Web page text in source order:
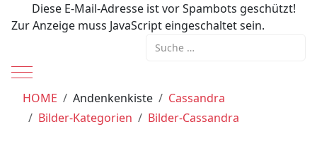
Diese E-Mail-Adresse ist vor Spambots geschützt!
Zur Anzeige muss JavaScript eingeschaltet sein.
Suchen
Mobile Menu Toggle
HOME
Andenkenkiste
Cassandra
Bilder-Kategorien
Bilder-Cassandra